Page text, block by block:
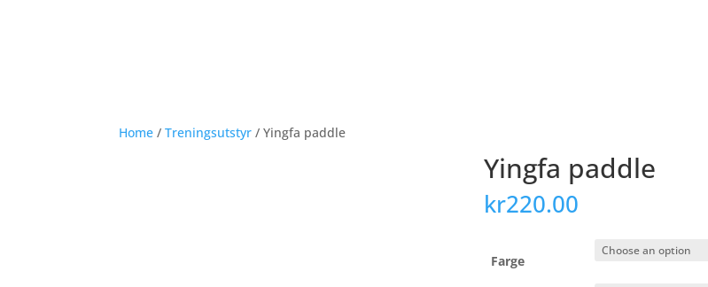
Home /Treningsutstyr / Yingfa paddle
Yingfa paddle
kr220.00
Farge